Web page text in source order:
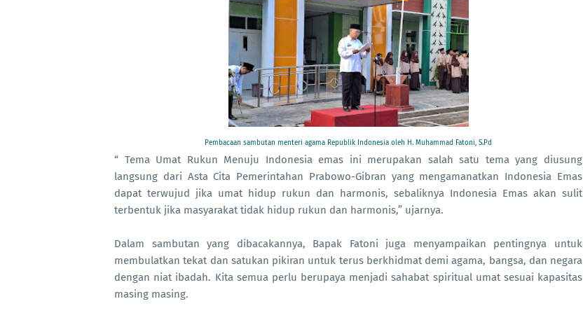
Pembacaan sambutan menteri agama Republik Indonesia oleh H. Muhammad Fatoni, S.Pd
“ Tema Umat Rukun Menuju Indonesia emas ini merupakan salah satu tema yang diusung
langsung dari Asta Cita Pemerintahan Prabowo-Gibran yang mengamanatkan Indonesia Emas
dapat terwujud jika umat hidup rukun dan harmonis, sebaliknya Indonesia Emas akan sulit
terbentuk jika masyarakat tidak hidup rukun dan harmonis,” ujarnya.
Dalam sambutan yang dibacakannya, Bapak Fatoni juga menyampaikan pentingnya untuk
membulatkan tekat dan satukan pikiran untuk terus berkhidmat demi agama, bangsa, dan negara
dengan niat ibadah. Kita semua perlu berupaya menjadi sahabat spiritual umat sesuai kapasitas
masing masing.